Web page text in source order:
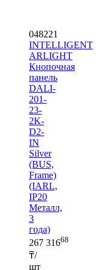
048221
INTELLIGENT
ARLIGHT
Кнопочная
панель
DALI-
201-
23-
2K-
D2-
IN
Silver
(BUS,
Frame)
(IARL,
IP20
Металл,
3
года)
267 31668
₸/
шт